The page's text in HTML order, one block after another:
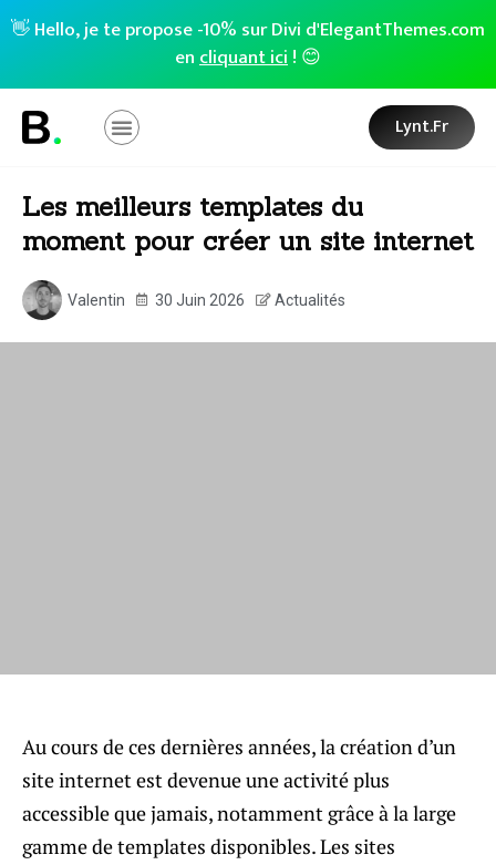
👋 Hello, je te propose -10% sur Divi d'ElegantThemes.com
encliquant ici! 😊
Lynt.fr
Les meilleurs templates du
moment pour créer un site internet
Valentin 30 Juin 2026 Actualités
Au cours de ces dernières années, la création d’un
site internet est devenue une activité plus
accessible que jamais, notamment grâce à la large
gamme de templates disponibles. Les sites